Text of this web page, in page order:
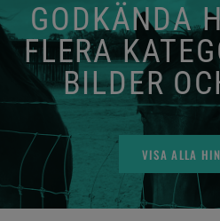
GODKÄNDA
FLERA
BILDER
VISA ALLA